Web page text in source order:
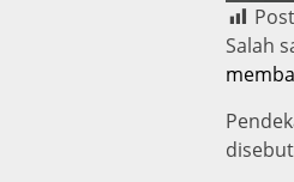
Salah